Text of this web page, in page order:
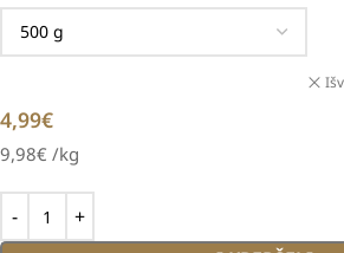
4,99€
9,98€ /kg